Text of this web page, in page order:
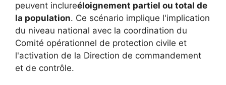
peuvent inclureéloignement partiel ou total de
la population. Ce scénario implique l'implication
du niveau national avec la coordination du
Comité opérationnel de protection civile et
l'activation de la Direction de commandement
et de contrôle.